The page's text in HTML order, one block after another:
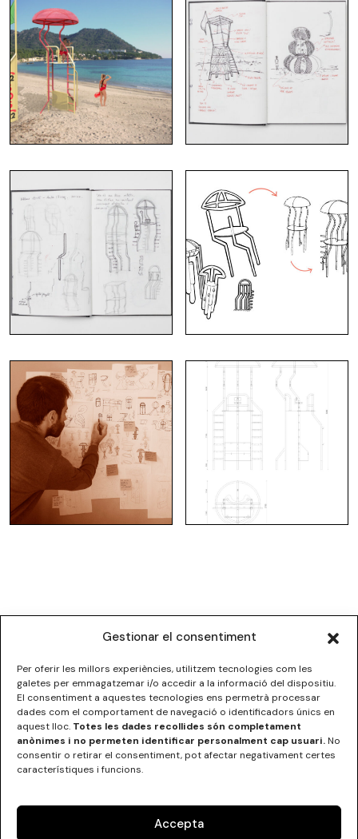
Gestionar el consentiment
Per oferir les millors experiències, utilitzem tecnologies com les
galetes per emmagatzemar i/o accedir a la informació del dispositiu.
El consentiment a aquestes tecnologies ens permetrà processar
dades com el comportament de navegació o identificadors únics en
aquest lloc. Totes les dades recollides són completament
anònimes i no permeten identificar personalment cap usuari.No
consentir o retirar el consentiment, pot afectar negativament certes
característiques i funcions.
Accepta
ESCOLA SUPERIOR DE DISSENY DE LES ILLES BALEARS
C/Institut Balear nº5
07012 Palma, Illes Balears
Tel.+34 971 290000